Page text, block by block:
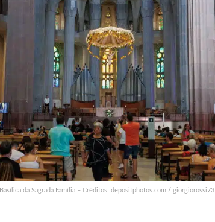
Basílica da Sagrada Família – Créditos: depositphotos.com / giorgiorossi73